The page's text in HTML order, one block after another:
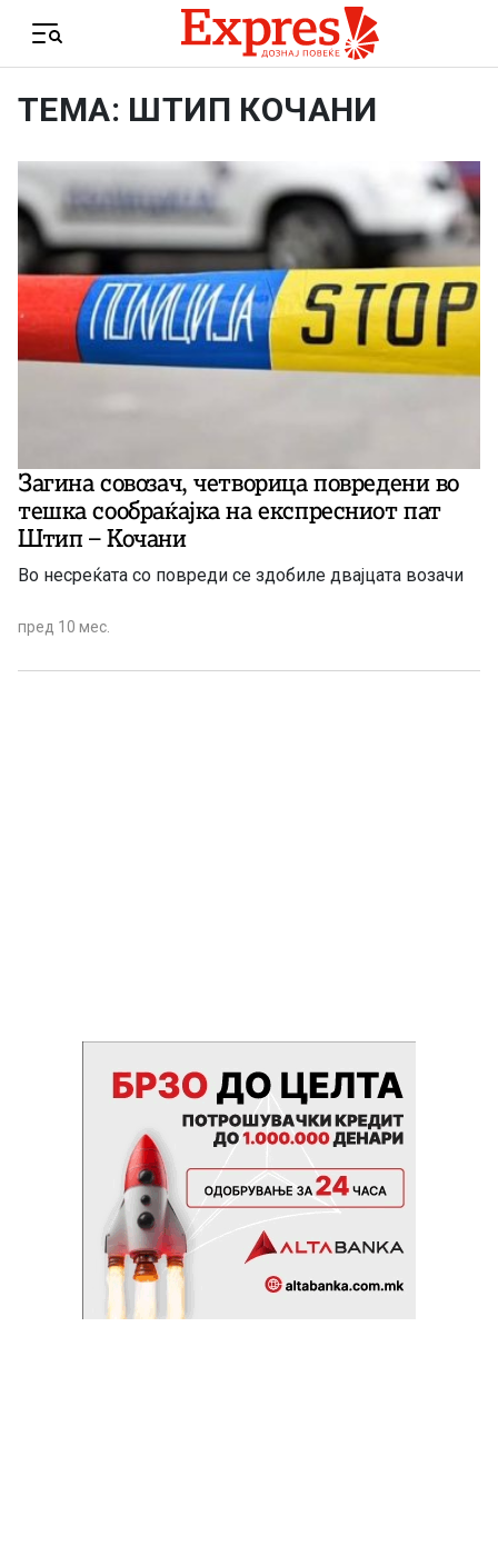
Menu
ТЕМА: ШТИП КОЧАНИ
Загина совозач, четворица повредени во
тешка сообраќајка на експресниот пат
Штип – Кочани
Во несреќата со повреди се здобиле двајцата возачи
пред 10 мес.